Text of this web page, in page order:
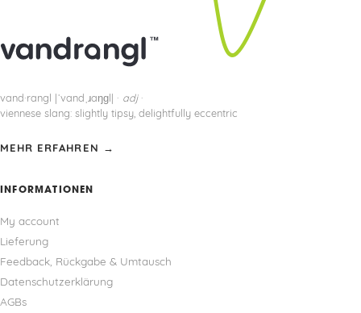
vand·rangl |ˈvandˌɹaŋɡl| · adj·
viennese slang: slightly tipsy, delightfully eccentric
MEHR ERFAHREN →
INFORMATIONEN
My account
Lieferung
Feedback, Rückgabe & Umtausch
Datenschutzerklärung
AGBs